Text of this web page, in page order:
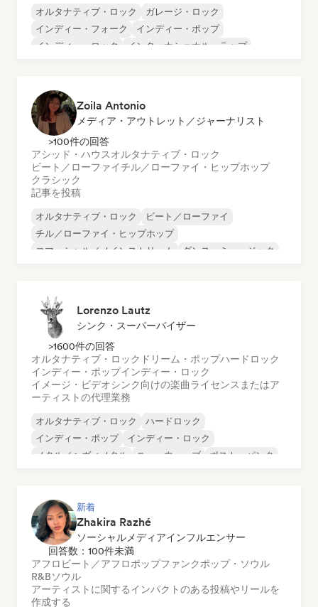
オルタナティブ・ロック
ガレージ・ロック
インディー・フォーク
インディー・ポップ
インディー・ロック
インターナショナル・ラップ
Zoila Antonio
メディア・アウトレット／ジャーナリスト
>100件の回答
アシッド・ハウスオルタナティブ・ロック
ビート／ローファイチル／ローファイ・ヒップホップ
クラシック
記事を投稿
オルタナティブ・ロック
ビート／ローファイ
チル／ローファイ・ヒップホップ
コマーシャル／メインストリーム
ダンス・ミュージック
Lorenzo Lautz
シンク・スーパーバイザー
>1600件の回答
オルタナティブ・ロック ドリーム・ポップハードロック
インディー・ポップインディー・ロック
イメージ・ビデオシンク向けの楽曲ライセンスまたはア
ーティストの代理業務
オルタナティブ・ロック
ハードロック
インディー・ポップ
インディー・ロック
メタル／ヘヴィメタル
ニューウェーブ
ポスト・パンク
新着
Zhakira Razhé
ソーシャルメディアインフルエンサー
回答数：100件未満
アフロビート／アフロポップファンクポップ・ソウル
R&Bソウル
アーティストに関するインパクトのある投稿やリールを
作成する